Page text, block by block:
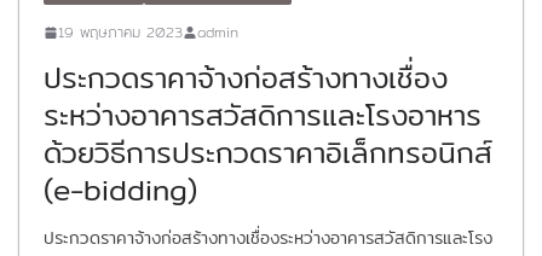
19 พฤษภาคม 2023 admin
ประกวดราคาจ้างก่อสร้างทางเชื่อง
ระหว่างอาคารสวัสดิการและโรงอาหาร
ด้วยวิธีการประกวดราคาอิเล็กทรอนิกส์
(e-bidding)
ประกวดราคาจ้างก่อสร้างทางเชื่องระหว่างอาคารสวัสดิการและโรง